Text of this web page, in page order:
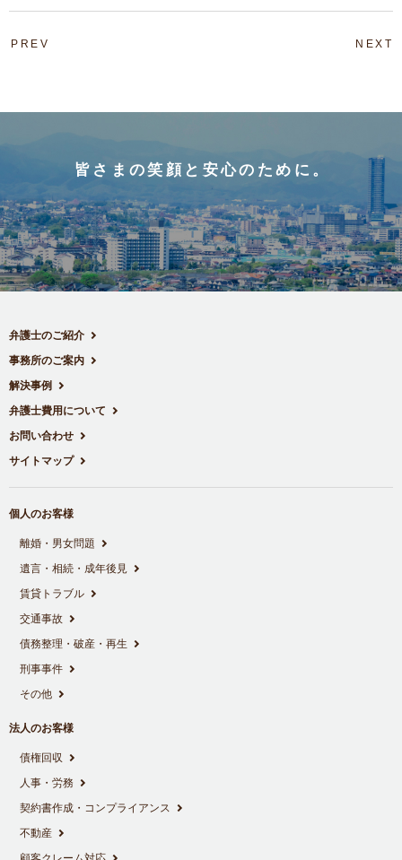
PREV NEXT
皆さまの笑顔と安心のために。
弁護士のご紹介
事務所のご案内
解決事例
弁護士費用について
お問い合わせ
サイトマップ
個人のお客様
離婚・男女問題
遺言・相続・成年後見
賃貸トラブル
交通事故
債務整理・破産・再生
刑事事件
その他
法人のお客様
債権回収
人事・労務
契約書作成・コンプライアンス
不動産